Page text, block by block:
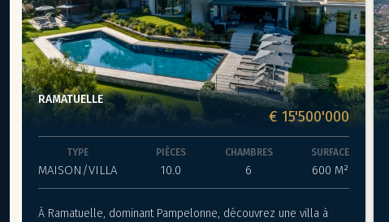
RAMATUELLE
€ 15'500'000
TYPE
MAISON/VILLA
PIÈCES
10.0
CHAMBRES
6
SURFACE
600 M²
À Ramatuelle, dominant Pampelonne, découvrez une villa à